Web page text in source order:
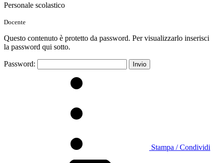
Personale scolastico
Docente
Questo contenuto è protetto da password. Per visualizzarlo inserisci
la password qui sotto.
Password:
Stampa / Condividi